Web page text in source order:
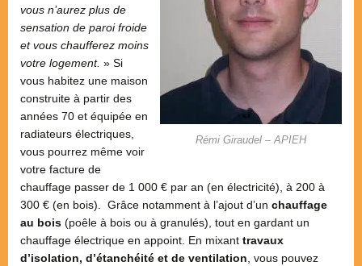
Rémi Giraudel – APIEH
vous n’aurez plus de
sensation de paroi froide
et vous chaufferez moins
votre logement. » Si
vous habitez une maison
construite à partir des
années 70 et équipée en
radiateurs électriques,
vous pourrez même voir
votre facture de
chauffage passer de 1 000 € par an (en électricité), à 200 à
300 € (en bois). Grâce notamment à l’ajout d’un chauffage
au bois (poêle à bois ou à granulés), tout en gardant un
chauffage électrique en appoint. En mixant travaux
d’isolation, d’étanchéité et de ventilation, vous pouvez